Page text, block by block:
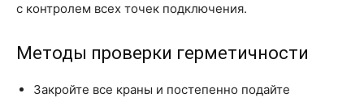
с контролем всех точек подключения.
Методы проверки герметичности
Закройте все краны и постепенно подайте